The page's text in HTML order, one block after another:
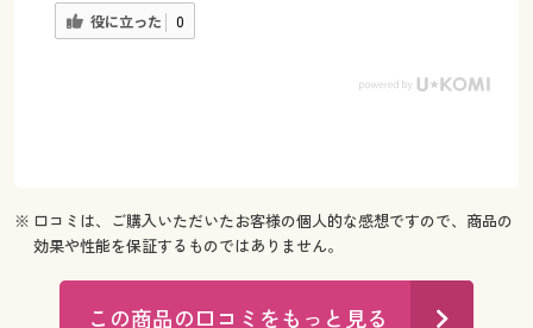
役に立った 0
※ 口コミは、ご購入いただいたお客様の個人的な感想ですので、商品の
効果や性能を保証するものではありません。
この商品の口コミをもっと見る